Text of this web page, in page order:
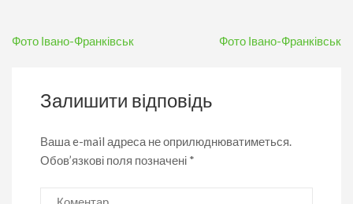
Навігація
Фото Івано-Франківськ Фото Івано-Франківськ
Залишити відповідь
Ваша e-mail адреса не оприлюднюватиметься.
Обов’язкові поля позначені *
Коментар